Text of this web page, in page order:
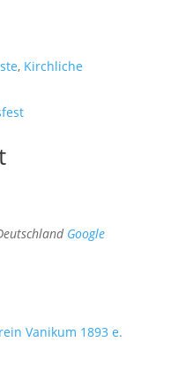
, Kirchliche
Google
Vanikum 1893 e.